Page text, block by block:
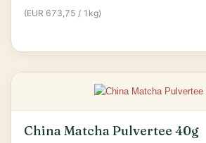
(EUR 673,75 / 1kg)
China Matcha Pulvertee 40g